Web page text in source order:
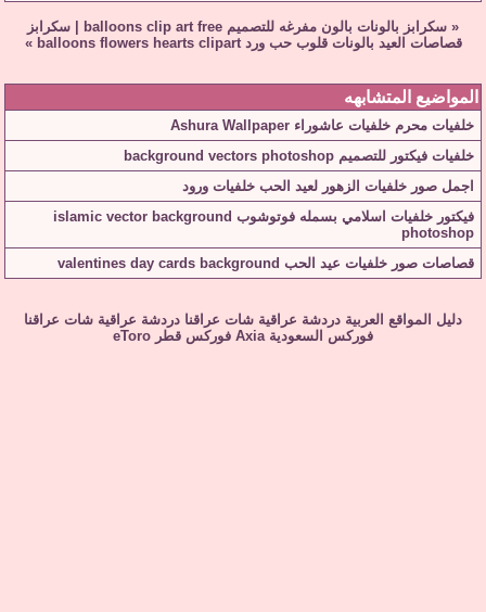
« سكرابز بالونات بالون مفرغه للتصميم balloons clip art free
سكرابز
قصاصات العيد بالونات قلوب حب ورد balloons flowers hearts clipart
»
المواضيع المتشابهه
خلفيات محرم خلفيات عاشوراء Ashura Wallpaper
خلفيات فيكتور للتصميم background vectors photoshop
اجمل صور خلفيات الزهور لعيد الحب خلفيات ورود
فيكتور خلفيات اسلامي بسمله فوتوشوب islamic vector background
photoshop
قصاصات صور خلفيات عيد الحب valentines day cards background
دليل المواقع العربية دردشة عراقية شات عراقنا دردشة عراقية شات عراقنا
فوركس السعودية Axia فوركس قطر eToro